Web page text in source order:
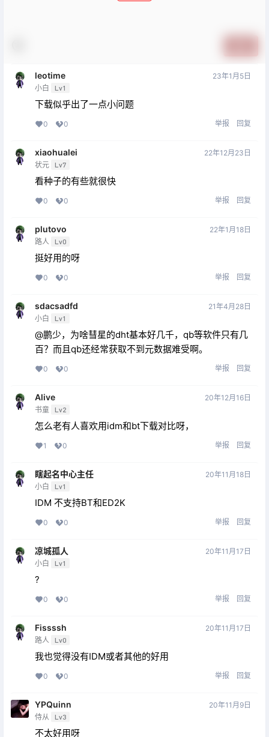
leotime
小白 Lv1
23年1月5日
下载似乎出了一点小问题
0 0 举报 回复
xiaohualei
状元 Lv7
22年12月23日
看种子的有些就很快
0 0 举报 回复
plutovo
路人 Lv0
22年1月18日
挺好用的呀
0 0 举报 回复
sdacsadfd
小白 Lv1
21年4月28日
@鹏少，为啥彗星的dht基本好几千，qb等软件只有几
百？而且qb还经常获取不到元数据难受啊。
0 0 举报 回复
Alive
书童 Lv2
20年12月16日
怎么老有人喜欢用idm和bt下载对比呀，
1 0 举报 回复
瞎起名中心主任
小白 Lv1
20年11月18日
IDM 不支持BT和ED2K
0 0 举报 回复
凉城孤人
小白 Lv1
20年11月17日
?
0 0 举报 回复
Fissssh
路人 Lv0
20年11月17日
我也觉得没有IDM或者其他的好用
0 0 举报 回复
YPQuinn
侍从 Lv3
20年11月9日
不太好用呀